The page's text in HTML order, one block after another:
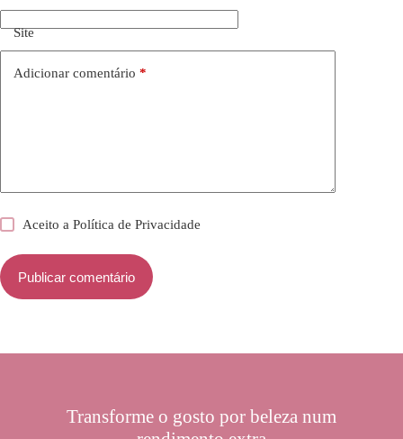
Site
Adicionar comentário *
Aceito aPolítica de Privacidade
Publicar comentário
Transforme o gosto por beleza num